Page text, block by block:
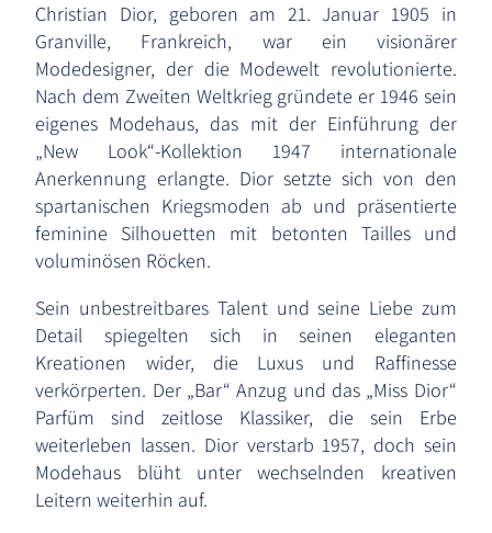
Christian Dior, geboren am 21. Januar 1905 in
Granville, Frankreich, war ein visionärer
Modedesigner, der die Modewelt revolutionierte.
Nach dem Zweiten Weltkrieg gründete er 1946 sein
eigenes Modehaus, das mit der Einführung der
„New Look“-Kollektion 1947 internationale
Anerkennung erlangte. Dior setzte sich von den
spartanischen Kriegsmoden ab und präsentierte
feminine Silhouetten mit betonten Tailles und
voluminösen Röcken.
Sein unbestreitbares Talent und seine Liebe zum
Detail spiegelten sich in seinen eleganten
Kreationen wider, die Luxus und Raffinesse
verkörperten. Der „Bar“ Anzug und das „Miss Dior“
Parfüm sind zeitlose Klassiker, die sein Erbe
weiterleben lassen. Dior verstarb 1957, doch sein
Modehaus blüht unter wechselnden kreativen
Leitern weiterhin auf.